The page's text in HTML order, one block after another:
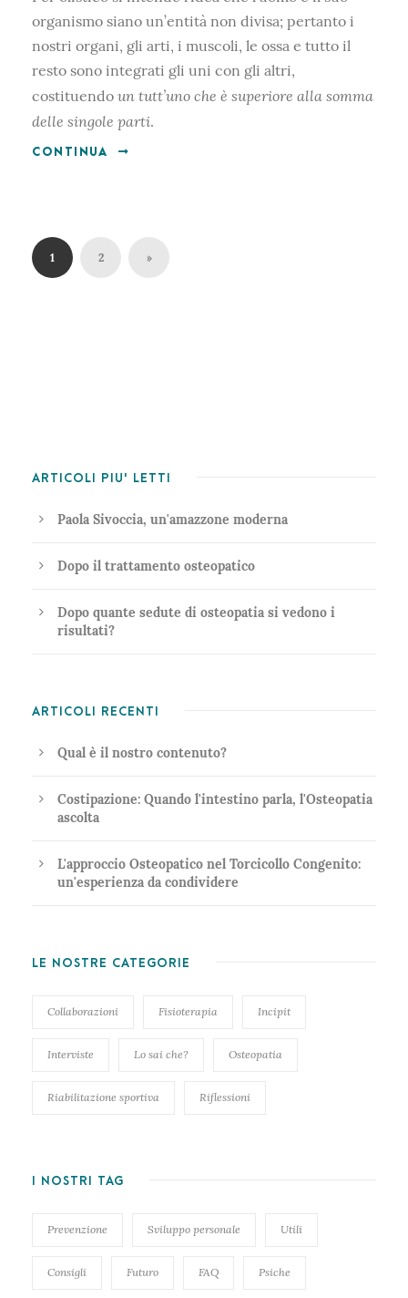
organismo siano un’entità non divisa; pertanto i
nostri organi, gli arti, i muscoli, le ossa e tutto il
resto sono integrati gli uni con gli altri,
costituendo un tutt’uno che è superiore alla somma
delle singole parti.
CONTINUA
1 2 »
ARTICOLI PIU' LETTI
Paola Sivoccia, un'amazzone moderna
Dopo il trattamento osteopatico
Dopo quante sedute di osteopatia si vedono i
risultati?
ARTICOLI RECENTI
Qual è il nostro contenuto?
Costipazione: Quando l'intestino parla, l'Osteopatia
ascolta
L'approccio Osteopatico nel Torcicollo Congenito:
un'esperienza da condividere
LE NOSTRE CATEGORIE
Collaborazioni Fisioterapia Incipit
Interviste Lo sai che? Osteopatia
Riabilitazione sportiva Riflessioni
I NOSTRI TAG
Prevenzione Sviluppo personale Utili
Consigli Futuro FAQ Psiche